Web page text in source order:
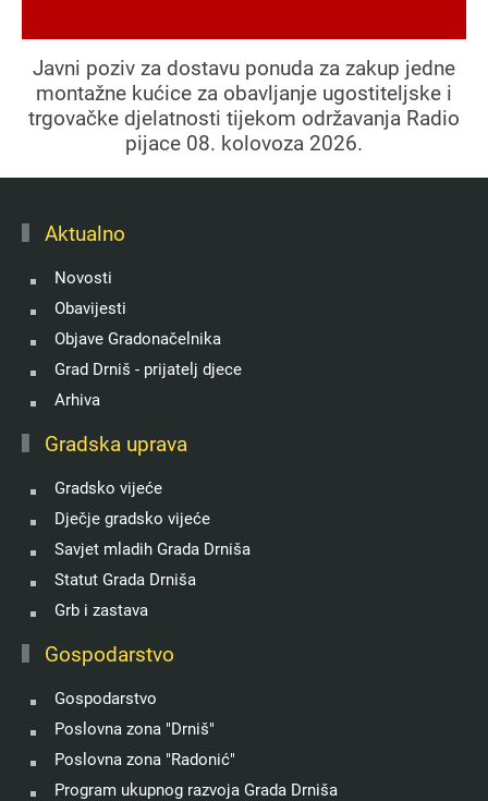
Javni poziv za dostavu ponuda za zakup jedne
montažne kućice za obavljanje ugostiteljske i
trgovačke djelatnosti tijekom održavanja Radio
pijace 08. kolovoza 2026.
Aktualno
Novosti
Obavijesti
Objave Gradonačelnika
Grad Drniš - prijatelj djece
Arhiva
Gradska uprava
Gradsko vijeće
Dječje gradsko vijeće
Savjet mladih Grada Drniša
Statut Grada Drniša
Grb i zastava
Gospodarstvo
Gospodarstvo
Poslovna zona "Drniš"
Poslovna zona "Radonić"
Program ukupnog razvoja Grada Drniša